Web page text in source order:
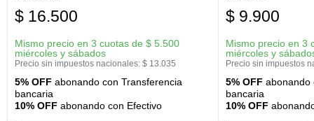
$ 16.500
Mismo precio en 3 cuotas de $ 5.500
miércoles y sábados
Precio sin impuestos nacionales: $ 13.035
5% OFF abonando con Transferencia
bancaria
10% OFF abonando con Efectivo
$ 9.900
Mismo precio en 3
miércoles y
Precio sin impuestos
5% OFF abonando
bancaria
10% OFF